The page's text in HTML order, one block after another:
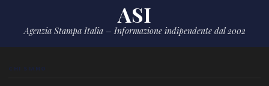
ASI
Agenzia Stampa Italia – Informazione indipendente dal 2002
CHI SIAMO